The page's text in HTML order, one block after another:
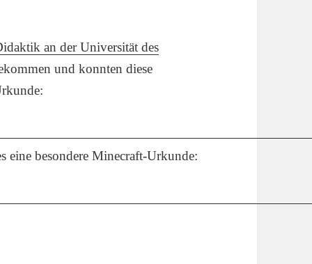
an der Universität des
und konnten diese
eine besondere Minecraft-Urkunde: